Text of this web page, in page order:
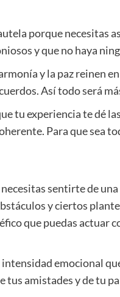
porque necesitas
y que no haya
y la paz reinen
Así todo será
tu experiencia te dé
Para que sea
sentirte de
y ciertos
que puedas actuar
intensidad emocional
tus amistades y de tu